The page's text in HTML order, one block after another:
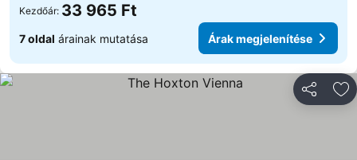
Kezdőár: 33 965 Ft
7 oldal árainak mutatása Árak megjelenítése